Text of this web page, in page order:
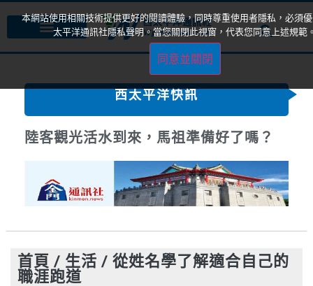
西太平洋快訊
陸客觀光活水到來，馬祖準備好了嗎？
首頁 / 生活 / 從姓名學了解適合自己的
職涯跑道
本網站使用相關技術提供更好的閱讀體驗，同時尊重使用者隱私，必須
太平洋通訊社隱私聲明。當您關閉此視窗，代表您同意上述規範
同意並關閉